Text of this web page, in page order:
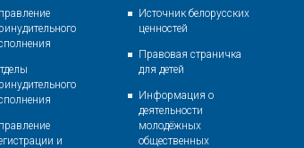
и
Источник белорусских
ценностей
Правовая страничка
для детей
Информация о
деятельности
молодёжных
общественных